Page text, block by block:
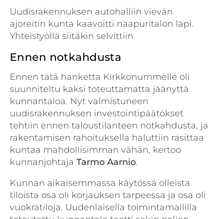
Uudisrakennuksen autohalliin vievän
ajoreitin kunta kaavoitti naapuritalon läpi.
Yhteistyöllä siitäkin selvittiin.
Ennen notkahdusta
Ennen tätä hanketta Kirkkonummelle oli
suunniteltu kaksi toteuttamatta jäänyttä
kunnantaloa. Nyt valmistuneen
uudisrakennuksen investointipäätökset
tehtiin ennen taloustilanteen notkahdusta, ja
rakentamisen rahoituksella haluttiin rasittaa
kuntaa mahdollisimman vähän, kertoo
kunnanjohtaja Tarmo Aarnio.
Kunnan aikaisemmassa käytössä olleista
tiloista osa oli korjauksen tarpeessa ja osa oli
vuokratiloja. Uudenlaisella toimintamallilla